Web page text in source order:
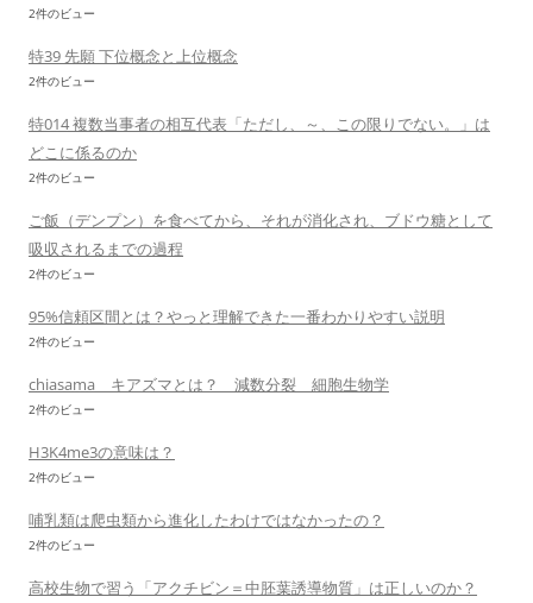
2件のビュー
特39 先願 下位概念と上位概念
2件のビュー
特014 複数当事者の相互代表「ただし、～、この限りでない。」は
どこに係るのか
2件のビュー
ご飯（デンプン）を食べてから、それが消化され、ブドウ糖として
吸収されるまでの過程
2件のビュー
95%信頼区間とは？やっと理解できた一番わかりやすい説明
2件のビュー
chiasama キアズマとは？ 減数分裂 細胞生物学
2件のビュー
H3K4me3の意味は？
2件のビュー
哺乳類は爬虫類から進化したわけではなかったの？
2件のビュー
高校生物で習う「アクチビン＝中胚葉誘導物質」は正しいのか？